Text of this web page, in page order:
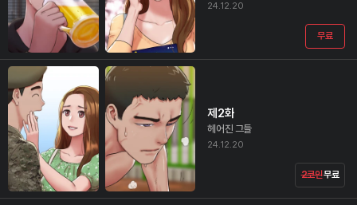
24.12.20
무료
제2화
헤어진 그들
24.12.20
2코인무료